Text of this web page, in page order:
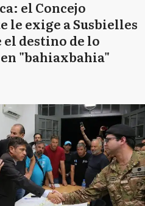
el Concejo
le exige a Susbielles
destino de lo
"bahiaxbahia"